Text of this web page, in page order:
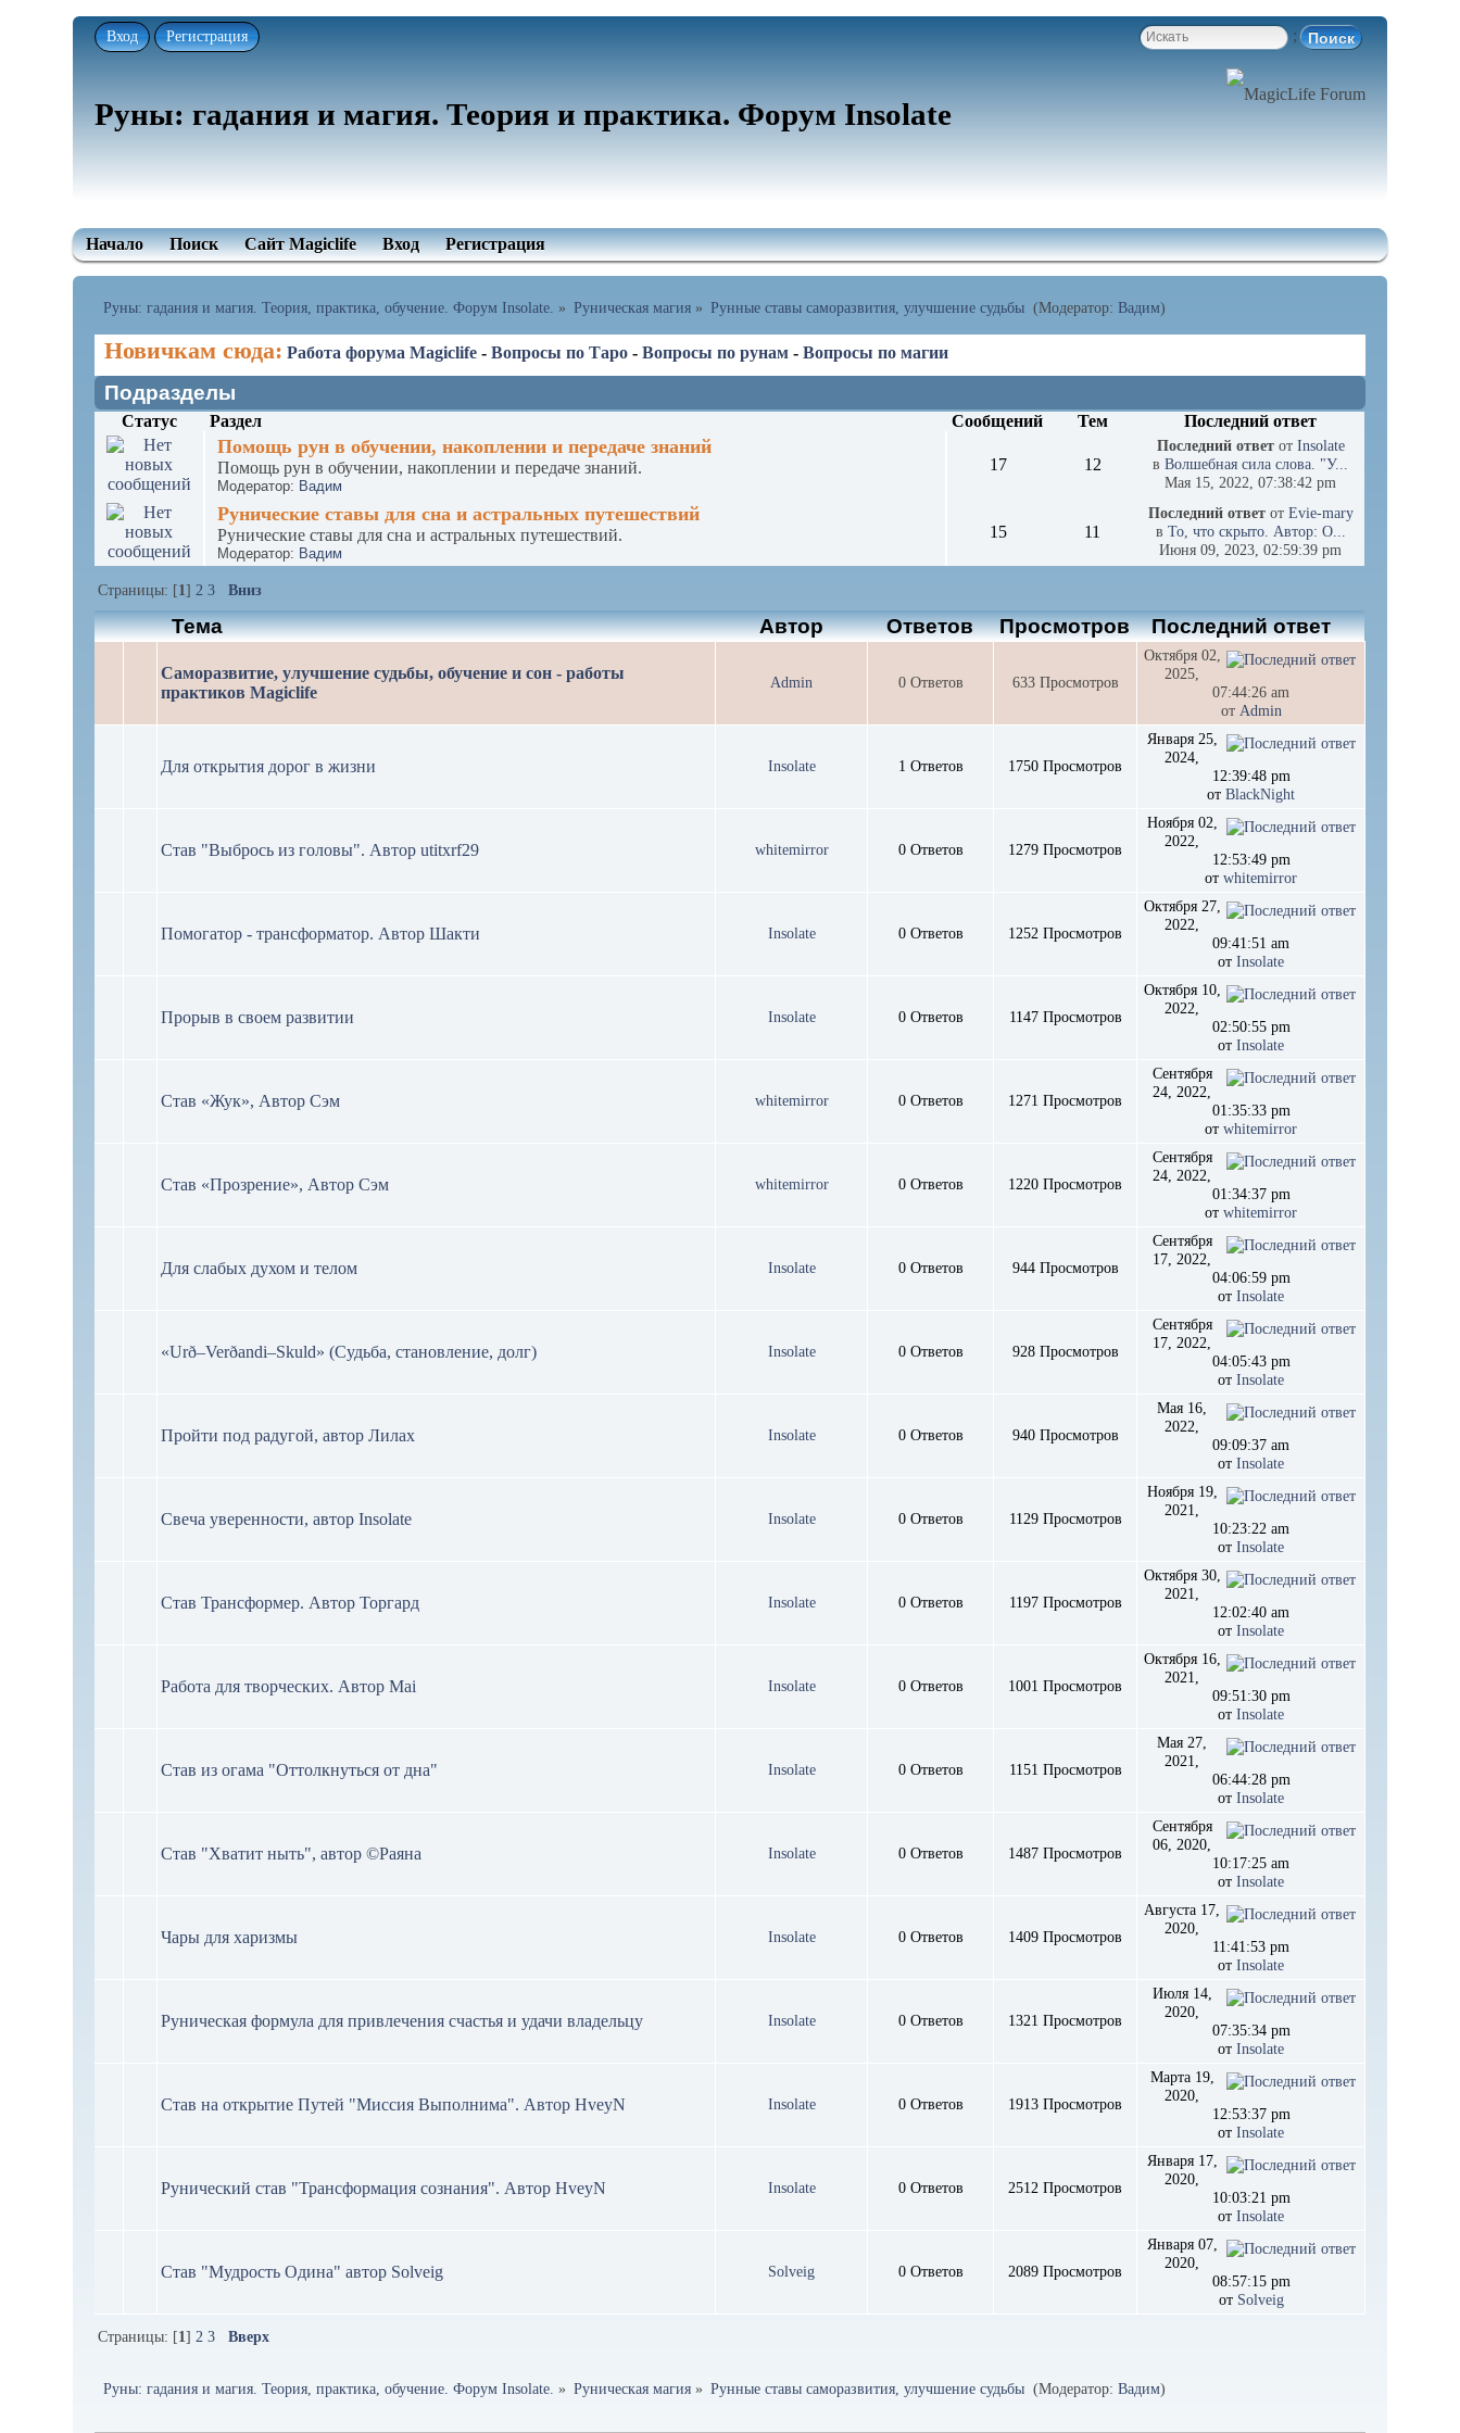
Вход Регистрация ;
Руны: гадания и магия. Теория и практика. Форум Insolate
Начало Поиск Сайт Magiclife Вход Регистрация
Руны: гадания и магия. Теория, практика, обучение. Форум Insolate. » Руническая магия » Рунные ставы саморазвития, улучшение судьбы (Модератор: Вадим)
Новичкам сюда: Работа форума Magiclife -Вопросы по Таро -Вопросы по рунам -Вопросы по магии
Подразделы
Статус Раздел Сообщений Тем Последний ответ
Помощь рун в обучении, накоплении и передаче знаний
Помощь рун в обучении, накоплении и передаче знаний.
Модератор: Вадим
17 12
Последний ответот Insolate
вВолшебная сила слова. "У...
Мая 15, 2022, 07:38:42 pm
Рунические ставы для сна и астральных путешествий
Рунические ставы для сна и астральных путешествий.
Модератор: Вадим
15 11
Последний ответот Evie-mary
в То, что скрыто. Автор: О...
Июня 09, 2023, 02:59:39 pm
Страницы: [1]2 3 Вниз
Тема Автор Ответов Просмотров Последний ответ
Саморазвитие, улучшение судьбы, обучение и сон - работы
практиков Magiclife
Admin 0 Ответов 633 Просмотров
Октября 02,
2025,
07:44:26 am
от Admin
Для открытия дорог в жизни Insolate 1 Ответов 1750 Просмотров
Января 25,
2024,
12:39:48 pm
отBlackNight
Став "Выбрось из головы". Автор utitxrf29 whitemirror 0 Ответов 1279 Просмотров
Ноября 02,
2022,
12:53:49 pm
отwhitemirror
Помогатор - трансформатор. Автор Шакти Insolate 0 Ответов 1252 Просмотров
Октября 27,
2022,
09:41:51 am
отInsolate
Прорыв в своем развитии Insolate 0 Ответов 1147 Просмотров
Октября 10,
2022,
02:50:55 pm
отInsolate
Став «Жук», Автор Сэм whitemirror 0 Ответов 1271 Просмотров
Сентября
24, 2022,
01:35:33 pm
отwhitemirror
Став «Прозрение», Автор Сэм whitemirror 0 Ответов 1220 Просмотров
Сентября
24, 2022,
01:34:37 pm
отwhitemirror
Для слабых духом и телом Insolate 0 Ответов 944 Просмотров
Сентября
17, 2022,
04:06:59 pm
отInsolate
«Urð–Verðandi–Skuld» (Судьба, становление, долг) Insolate 0 Ответов 928 Просмотров
Сентября
17, 2022,
04:05:43 pm
отInsolate
Пройти под радугой, автор Лилах Insolate 0 Ответов 940 Просмотров
Мая 16,
2022,
09:09:37 am
отInsolate
Свеча уверенности, автор Insolate Insolate 0 Ответов 1129 Просмотров
Ноября 19,
2021,
10:23:22 am
отInsolate
Став Трансформер. Автор Торгард Insolate 0 Ответов 1197 Просмотров
Октября 30,
2021,
12:02:40 am
отInsolate
Работа для творческих. Автор Mai Insolate 0 Ответов 1001 Просмотров
Октября 16,
2021,
09:51:30 pm
отInsolate
Став из огама "Оттолкнуться от дна" Insolate 0 Ответов 1151 Просмотров
Мая 27,
2021,
06:44:28 pm
отInsolate
Став "Хватит ныть", автор ©Раяна Insolate 0 Ответов 1487 Просмотров
Сентября
06, 2020,
10:17:25 am
отInsolate
Чары для харизмы Insolate 0 Ответов 1409 Просмотров
Августа 17,
2020,
11:41:53 pm
отInsolate
Руническая формула для привлечения счастья и удачи владельцу Insolate 0 Ответов 1321 Просмотров
Июля 14,
2020,
07:35:34 pm
отInsolate
Став на открытие Путей "Миссия Выполнима". Автор HveyN Insolate 0 Ответов 1913 Просмотров
Марта 19,
2020,
12:53:37 pm
отInsolate
Рунический став "Трансформация сознания". Автор HveyN Insolate 0 Ответов 2512 Просмотров
Января 17,
2020,
10:03:21 pm
отInsolate
Став "Мудрость Одина" автор Solveig Solveig 0 Ответов 2089 Просмотров
Января 07,
2020,
08:57:15 pm
от Solveig
Страницы: [1] 2 3 Вверх
Руны: гадания и магия. Теория, практика, обучение. Форум Insolate. » Руническая магия » Рунные ставы саморазвития, улучшение судьбы (Модератор: Вадим)